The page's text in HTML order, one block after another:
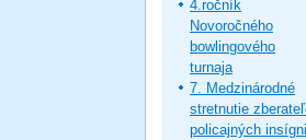
4.ročník
Novoročného
bowlingového
turnaja
7. Medzinárodné
stretnutie
policajných